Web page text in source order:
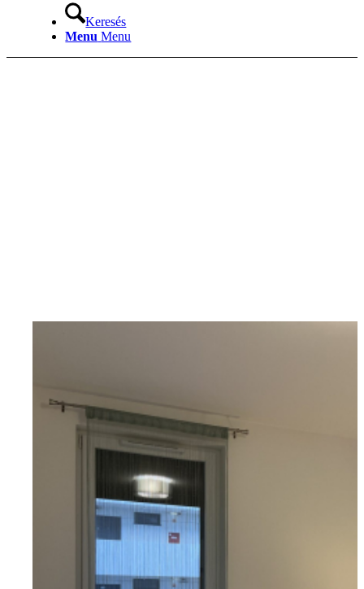
Keresés
Menu Menu